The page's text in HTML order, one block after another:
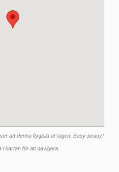
att denna flygbild är tagen. Easy-peasy!
i kartan för att navigera.